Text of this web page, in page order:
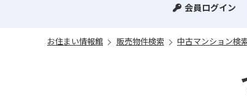
会員ログイン
お住まい情報館 販売物件検索 中古マンション検